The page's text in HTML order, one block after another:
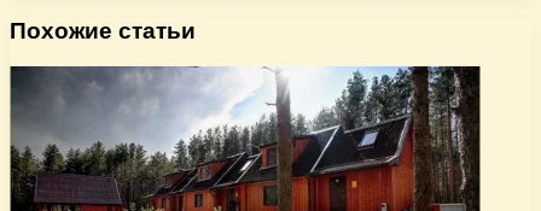
Похожие статьи